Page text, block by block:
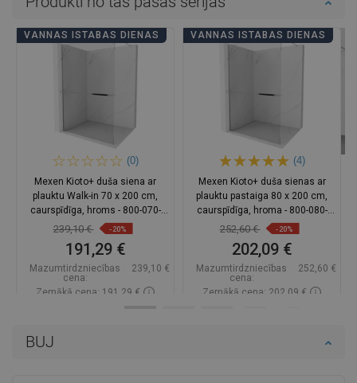
BUJ
VANNAS ISTABAS DIENAS
(0)
Mexen Kioto+ duša siena ar
plauktu Walk-in 70 x 200 cm,
caurspīdīga, hroms - 800-070-
121-01-00
239,10 € -20%
191,29 €
Mazumtirdzniecības
cena:
239,10 €
Zemākā cena: 191,29 €
VANNAS ISTABAS DIENAS
(4)
Mexen Kioto+ duša sienas ar
plauktu pastaiga 80 x 200 cm,
caurspīdīga, hroma - 800-080-
121-01-00
252,60 € -20%
202,09 €
Mazumtirdzniecības
cena:
252,60 €
Zemākā cena: 202,09 €